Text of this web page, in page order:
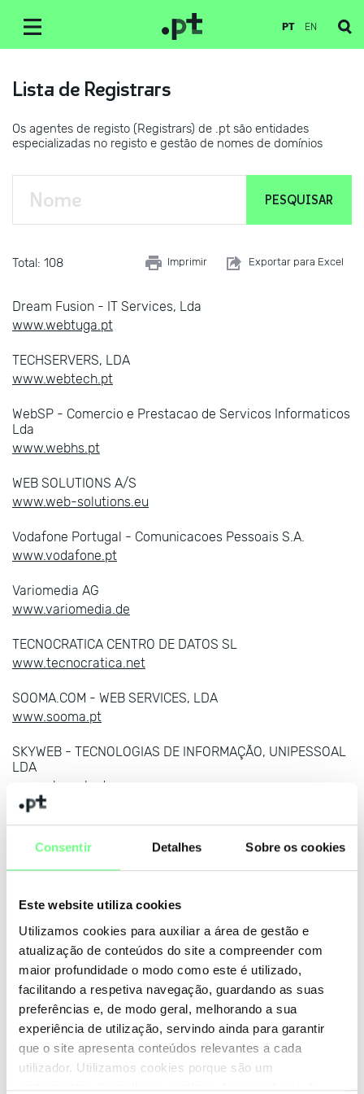
Consentir Detalhes Sobre os cookies
Este website utiliza cookies
Utilizamos cookies para auxiliar a área de gestão e
atualização de conteúdos do site a compreender com
maior profundidade o modo como este é utilizado,
facilitando a respetiva navegação, guardando as suas
preferências e, de modo geral, melhorando a sua
experiência de utilização, servindo ainda para garantir
que o site apresenta conteúdos relevantes a cada
utilizador. Utilizamos cookies porque são um
PT EN
Lista de Registrars
Os agentes de registo (Registrars) de .pt são entidades
especializadas no registo e gestão de nomes de domínios
Total: 108 Imprimir Exportar para Excel
Dream Fusion - IT Services, Lda
www.webtuga.pt
TECHSERVERS, LDA
www.webtech.pt
WebSP - Comercio e Prestacao de Servicos Informaticos
Lda
www.webhs.pt
WEB SOLUTIONS A/S
www.web-solutions.eu
Vodafone Portugal - Comunicacoes Pessoais S.A.
www.vodafone.pt
Variomedia AG
www.variomedia.de
TECNOCRATICA CENTRO DE DATOS SL
www.tecnocratica.net
SOOMA.COM - WEB SERVICES, LDA
www.sooma.pt
SKYWEB - TECNOLOGIAS DE INFORMAÇÃO, UNIPESSOAL
LDA
www.skyweb.pt
Safenames Ltd
www.safenames.net
Realtime Register B.V.
REAGE LDA
www.reage.pt
IDEVELOPER - GESTÃO E TECNOLOGIAS DE
INFORMAÇÃO, UNIPESSOAL LDA
www.ptwebsite.com
SAMPLING LINE - SERVIÇOS E INTERNET, LDA
www.ptservidor.pt